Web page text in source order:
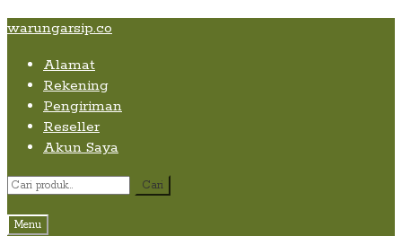
Skip
content
Skip
navigation
Skip
content
warungarsip.co
Alamat
Rekening
Pengiriman
Reseller
Akun Saya
Pencarian
Cari
Menu